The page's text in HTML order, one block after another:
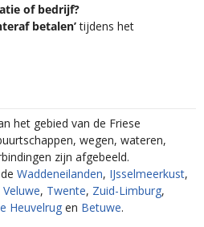
of bedrijf?
betalen’tijdens het
het gebied van de Friese
wegen, wateren,
zijn afgebeeld.
Waddeneilanden, IJsselmeerkust,
Veluwe, Twente, Zuid-Limburg,
Heuvelrug en Betuwe.